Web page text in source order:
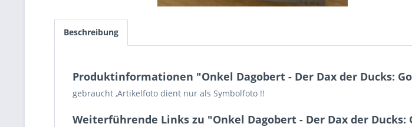
Beschreibung
Produktinformationen "Onkel Dagobert - Der Dax der Ducks:
gebraucht ,Artikelfoto dient nur als Symbolfoto !!
Weiterführende Links zu "Onkel Dagobert - Der Dax der Ducks: